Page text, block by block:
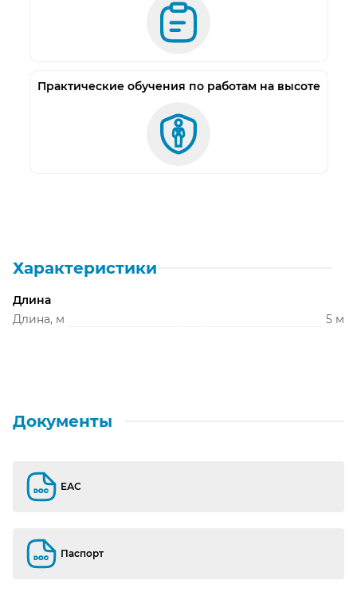
Практические обучения по работам на высоте
Характеристики
Длина
Длина, м
5 м
Документы
ЕАС
Паспорт